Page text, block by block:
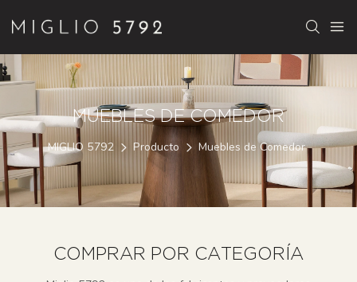
MUEBLES DE COMEDOR
MIGLIO 5792 Producto Muebles de Comedor
COMPRAR POR CATEGORÍA